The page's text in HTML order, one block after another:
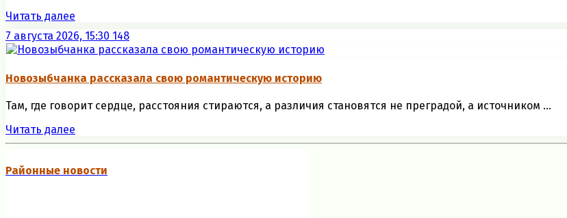
Читать далее
7 августа 2026, 15:30 148
Новозыбчанка рассказала свою романтическую историю
Там, где говорит сердце, расстояния стираются, а различия становятся не преградой, а источником ...
Читать далее
Районные новости